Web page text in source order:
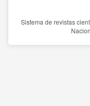
Sistema de revistas